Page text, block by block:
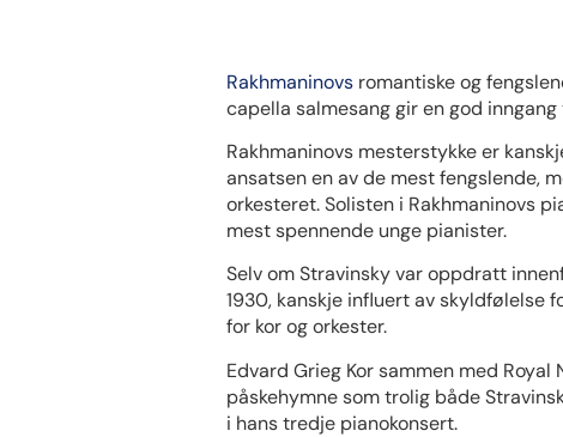
Rakhmaninovsromantiske og
capella salmesang gir en god inngang
Rakhmaninovs mesterstykke er
ansatsen en av de mest fengslende,
orkesteret. Solisten i Rakhmaninovs
mest spennende unge pianister.
Selv om Stravinsky var oppdratt
1930, kanskje influert av skyldfølelse
for kor og orkester.
Edvard Grieg Kor sammen med
påskehymne som trolig både
i hans tredje pianokonsert.